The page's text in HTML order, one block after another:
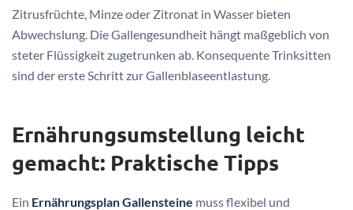
Zitrusfrüchte, Minze oder Zitronat in Wasser bieten
Abwechslung. Die Gallengesundheit hängt maßgeblich von
steter Flüssigkeit zugetrunken ab. Konsequente Trinksitten
sind der erste Schritt zur Gallenblaseentlastung.
Ernährungsumstellung leicht
gemacht: Praktische Tipps
Ein Ernährungsplan Gallensteine muss flexibel und